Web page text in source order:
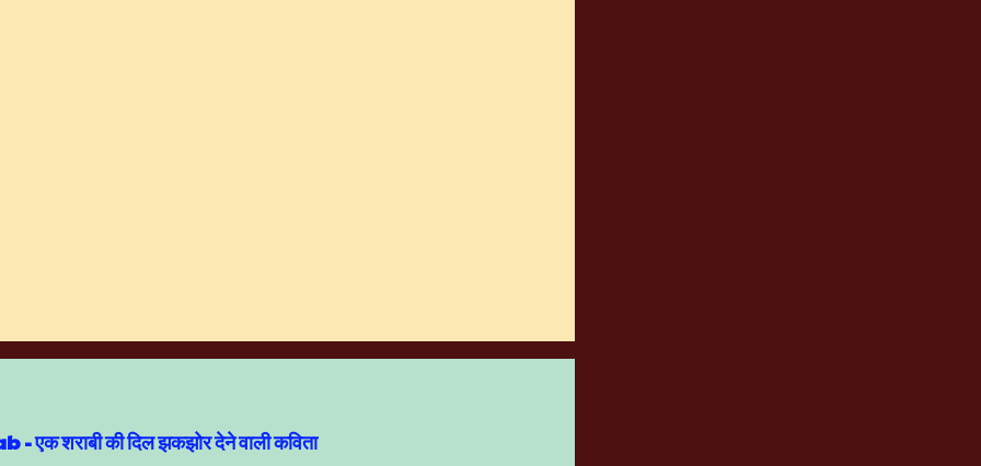
शराबी की दिल झकझोर देने वाली कविता